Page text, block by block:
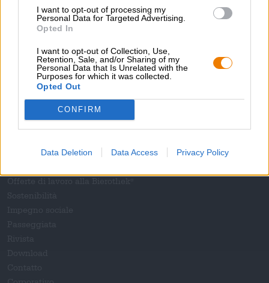
I want to opt-out of processing my
Personal Data for Targeted Advertising.
Opted In
I want to opt-out of Collection, Use,
Retention, Sale, and/or Sharing of my
Personal Data that Is Unrelated with the
Purposes for which it was collected.
Opted Out
CONFIRM
Data Deletion Data Access Privacy Policy
Esaurito
'Iscriviti alla newsletter'
A proposito della Bierothek